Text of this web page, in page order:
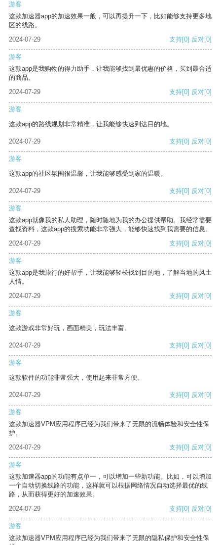
游客
这款加速器app的加速效果一般，可以再提升一下，比如能够支持更多地
区的线路。
2024-07-29
支持[0] 反对[0]
游客
这款app是我购物的得力助手，让我能够找到最优惠的价格，买到最合适
的商品。
2024-07-29
支持[0] 反对[0]
游客
这款app的路线规划非常精准，让我能够快速到达目的地。
2024-07-29 支持[0] 反对[0]
游客
这款app的社区氛围很温馨，让我能够感受到家的温暖。
2024-07-29 支持[0] 反对[0]
游客
这款app就像我的私人助理，随时随地为我的办公提供帮助。我经常需要
查找资料，这款app的搜索功能非常强大，能够快速找到我需要的信息。
2024-07-29
支持[0] 反对[0]
游客
这款app是我旅行的好帮手，让我能够轻松找到目的地，了解当地的风土
人情。
2024-07-29
支持[0] 反对[0]
游客
这款游戏非常好玩，画面精美，玩法丰富。
2024-07-29 支持[0] 反对[0]
游客
这款软件的功能非常强大，使用起来非常方便。
2024-07-29 支持[0] 反对[0]
游客
这款加速器VPM应用程序已经为我们带来了无限的流畅体验和安全性保
护。
2024-07-29
支持[0] 反对[0]
游客
这款加速器app的功能有点单一，可以增加一些新功能。比如，可以增加
一个自动切换线路的功能，这样就可以根据网络情况自动选择最优的线
路，从而获得更好的加速效果。
2024-07-29
支持[0] 反对[0]
游客
这款加速器VPM应用程序已经为我们带来了无限的隐私保护和安全性保